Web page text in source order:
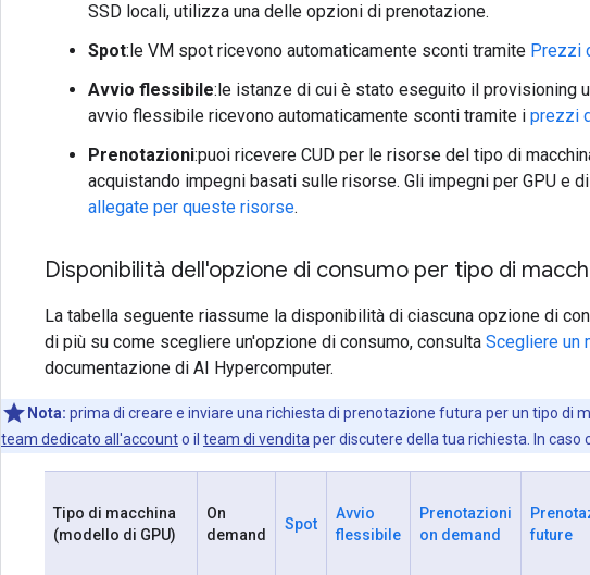
SSD locali, utilizza una delle opzioni di prenotazione.
Spot:le VM spot ricevono automaticamente sconti tramite Prezzi
Avvio flessibile:le istanze di cui è stato eseguito il provisioning
avvio flessibile ricevono automaticamente sconti tramite i prezzi
Prenotazioni:puoi ricevere CUD per le risorse del tipo di
acquistando impegni basati sulle risorse. Gli impegni per GPU e
allegate per queste risorse.
Disponibilità dell'opzione di consumo per tipo di
La tabella seguente riassume la disponibilità di ciascuna opzione di
di più su come scegliere un'opzione di consumo, consulta Scegliere un
documentazione di AI Hypercomputer.
Nota: prima di creare e inviare una richiesta di prenotazione futura per un tipo di
team dedicato all'accounto il team di vendita per discutere della tua richiesta. In caso
Tipo di macchina
(modello di GPU)
On
demand
Spot
Avvio
flessibile
Prenotazioni
on demand
future